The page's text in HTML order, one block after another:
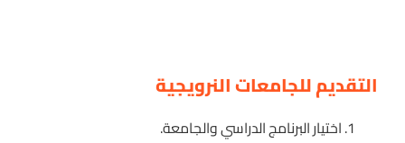
التقديم للجامعات النرويجية
اختيار البرنامج الدراسي والجامعة.